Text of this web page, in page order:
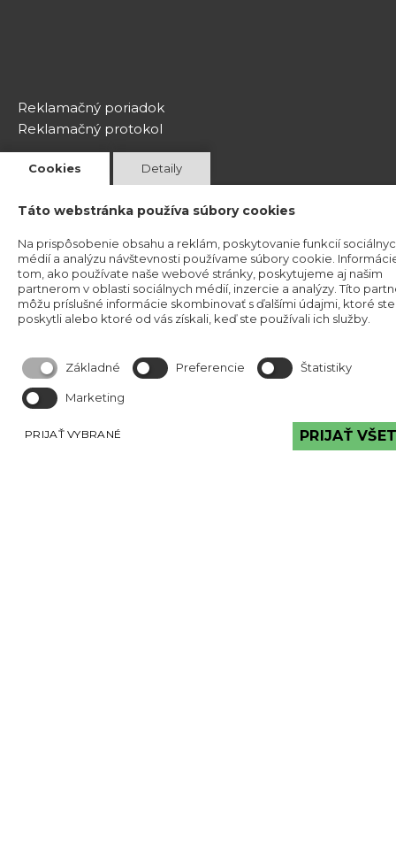
Reklamačný poriadok
Reklamačný protokol
Tehlové a kamenné obklady môžete vidieť
v našej exteriérovej vzorkovni v Bratislave na
Magnetovej ulici č. 13,
ktorá je k nahliadnutiu v prac. dňoch od 8 h do 18h
Predajňa je otvorená Po-Pia od 8:00 do 16:00
Cookies Detaily
Táto webstránka používa súbory cookies
Na prispôsobenie obsahu a reklám, poskytovanie funkcií
médií a analýzu návštevnosti používame súbory cookie.
tom, ako používate naše webové stránky, poskytujeme aj našim
partnerom v oblasti sociálnych médií, inzercie a analýzy. Títo
môžu príslušné informácie skombinovať s ďalšími údajmi, ktoré
poskytli alebo ktoré od vás získali, keď ste používali ich služby.
Základné Preferencie Štatistiky
Marketing
PRIJAŤ VYBRANÉ PRIJAŤ